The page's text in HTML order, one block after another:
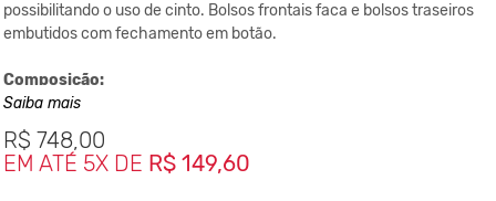
possibilitando o uso de cinto. Bolsos frontais faca e bolsos traseiros
embutidos com fechamento em botão.
Composição:
52% Linho
46% Viscose
02% Elastano
Saiba mais
R$ 748,00
EM ATÉ 5X DE R$ 149,60